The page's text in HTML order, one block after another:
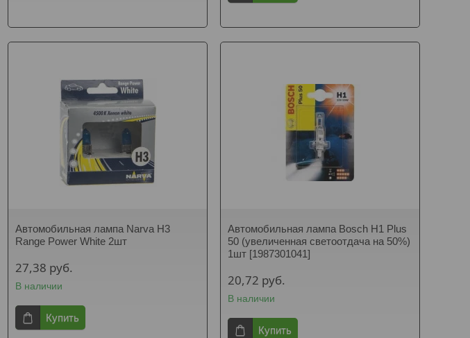
Автомобильная лампа Narva H3
Range Power White 2шт
27,38 руб.
В наличии
Купить
Автомобильная лампа Bosch H1 Plus
50 (увеличенная светоотдача на 50%)
1шт [1987301041]
20,72 руб.
В наличии
Купить